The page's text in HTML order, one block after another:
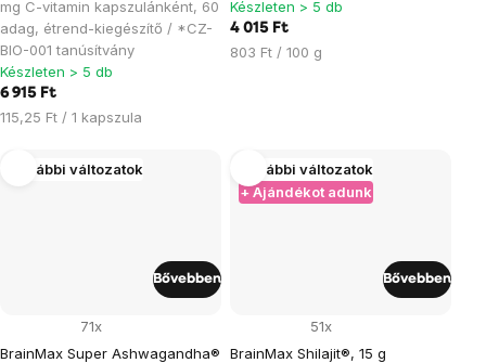
mg C-vitamin kapszulánként, 60
adag, étrend-kiegészítő / *CZ-
BIO-001 tanúsítvány
Készleten > 5 db
6 915 Ft
Egységár:
115,25 Ft / 1 kapszula
Készleten > 5 db
4 015 Ft
Egységár:
803 Ft / 100 g
További változatok
BrainMax Super Ashwagandha®
71x
Bővebben
+ Ajándékot adunk
További változatok
BrainMax Shilajit®, 15 g
51x
Bővebben